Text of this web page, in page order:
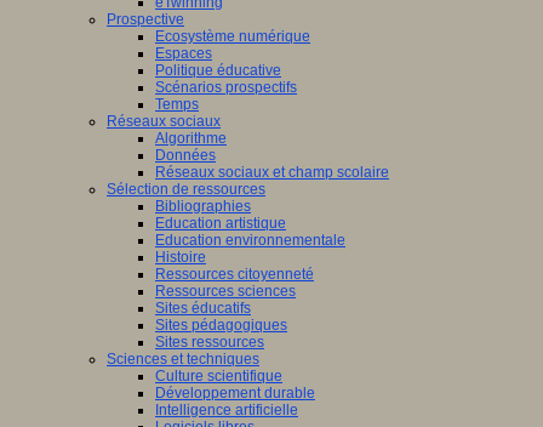
Prospective
Ecosystème numérique
Espaces
Politique éducative
Scénarios prospectifs
Temps
Réseaux sociaux
Algorithme
Données
Réseaux sociaux et champ scolaire
Sélection de ressources
Bibliographies
Education artistique
Education environnementale
Histoire
Ressources citoyenneté
Ressources sciences
Sites éducatifs
Sites pédagogiques
Sites ressources
Sciences et techniques
Culture scientifique
Développement durable
Intelligence artificielle